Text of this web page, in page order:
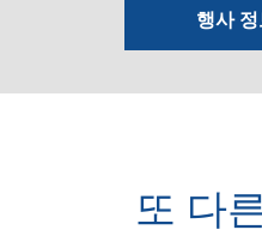
행사
또 다